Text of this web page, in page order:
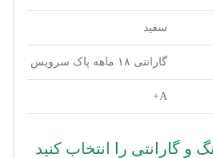
سفید
گارانتی ۱۸ ماهه پاک سرویس
A+
و گارانتی را انتخاب کنید